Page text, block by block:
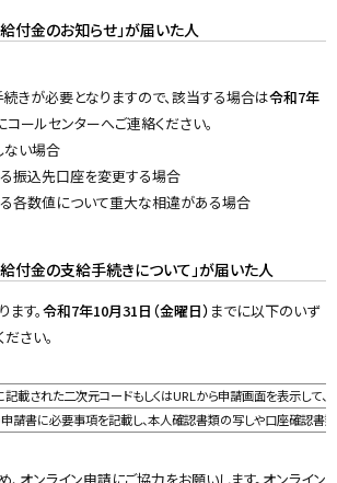
給付金のお知らせ」が届いた人
きが必要となりますので、該当する場合は令和7年
コールセンターへご連絡ください。
ない場合
る振込先口座を変更する場合
る各数値について重大な相違がある場合
給付金の支給手続きについて」が届いた人
す。令和7年10月31日（金曜日） までに以下のいず
さい。
載された二次元コードもしくはURLから申請画面を表示して
請書に必要事項を記載し、本人確認書類の写しや口座確認書類